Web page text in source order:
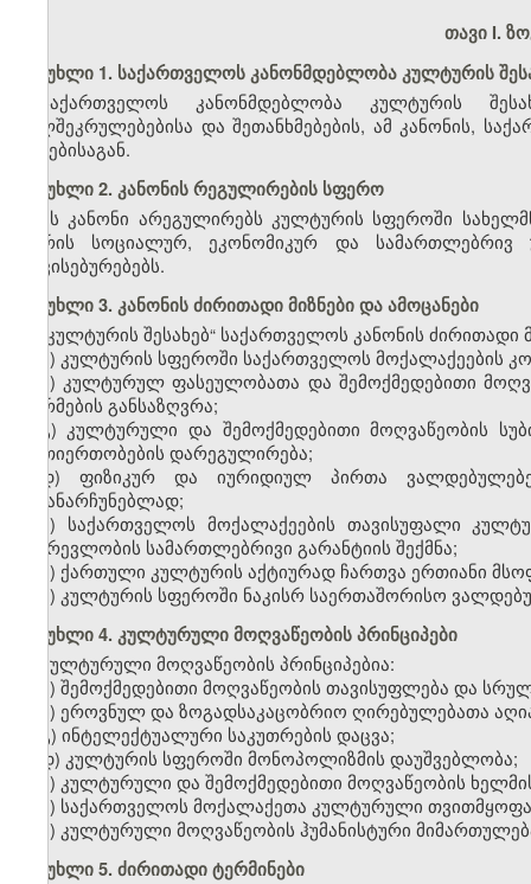
თავი I.
მუხლი 1. საქართველოს კანონმდებლობა კულტურის
საქართველოს კანონმდებლობა კულტურის
ხელშეკრულებებისა და შეთანხმებების, ამ კანონის,
აქტებისაგან.
მუხლი 2. კანონის რეგულირების სფერო
ეს კანონი არეგულირებს კულტურის სფეროში
შორის სოციალურ, ეკონომიკურ და
თავისებურებებს.
მუხლი 3. კანონის ძირითადი მიზნები და ამოცანები
„კულტურის შესახებ“ საქართველოს კანონის ძირითადი
ა) კულტურის სფეროში საქართველოს მოქალაქეების
ბ) კულტურულ ფასეულობათა და შემოქმედებითი
ნორმების განსაზღვრა;
გ) კულტურული და შემოქმედებითი მოღვაწეობის
ურთიერთობების დარეგულირება;
დ) ფიზიკურ და იურიდიულ პირთა
შესანარჩუნებლად;
ე) საქართველოს მოქალაქეების თავისუფალი
ჩაურევლობის სამართლებრივი გარანტიის შექმნა;
ვ) ქართული კულტურის აქტიურად ჩართვა ერთიანი
ზ) კულტურის სფეროში ნაკისრ საერთაშორისო
მუხლი 4. კულტურული მოღვაწეობის პრინციპები
კულტურული მოღვაწეობის პრინციპებია:
ა) შემოქმედებითი მოღვაწეობის თავისუფლება და
ბ) ეროვნულ და ზოგადსაკაცობრიო ღირებულებათა
გ) ინტელექტუალური საკუთრების დაცვა;
დ) კულტურის სფეროში მონოპოლიზმის დაუშვებლობა;
ე) კულტურული და შემოქმედებითი მოღვაწეობის
ვ) საქართველოს მოქალაქეთა კულტურული
ზ) კულტურული მოღვაწეობის ჰუმანისტური
მუხლი 5. ძირითადი ტერმინები